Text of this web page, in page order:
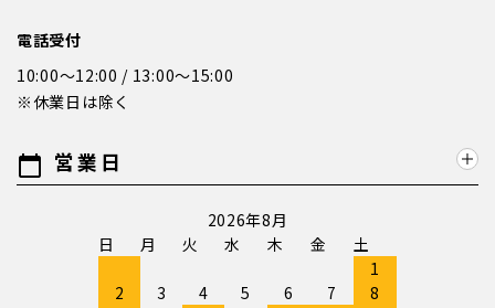
電話受付
10:00～12:00 / 13:00～15:00
※休業日は除く
calendar_today 営業日
2026年8月
日
月 火 水 木 金
土
1
2
3 4 5 6 7
8